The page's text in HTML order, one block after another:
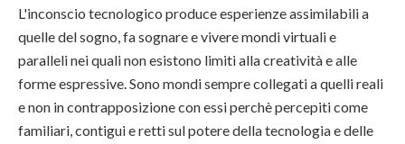
L'inconscio tecnologico produce esperienze assimilabili a
quelle del sogno, fa sognare e vivere mondi virtuali e
paralleli nei quali non esistono limiti alla creatività e alle
forme espressive. Sono mondi sempre collegati a quelli reali
e non in contrapposizione con essi perchè percepiti come
familiari, contigui e retti sul potere della tecnologia e delle